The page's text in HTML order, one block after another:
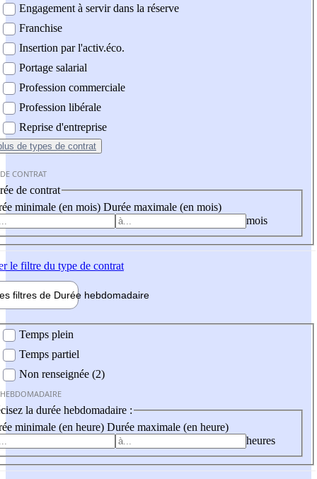
Engagement à servir dans la réserve
Franchise
Insertion par l'activ.éco.
Portage salarial
Profession commerciale
Profession libérale
Reprise d'entreprise
de types de contrat
CONTRAT
de contrat
minimale (en mois) Durée maximale (en mois)
mois
le filtre du type de contrat
filtres de Durée hebdomadaire
Temps plein
Temps partiel
Non renseignée (2)
la durée hebdomadaire :
minimale (en heure) Durée maximale (en heure)
heures